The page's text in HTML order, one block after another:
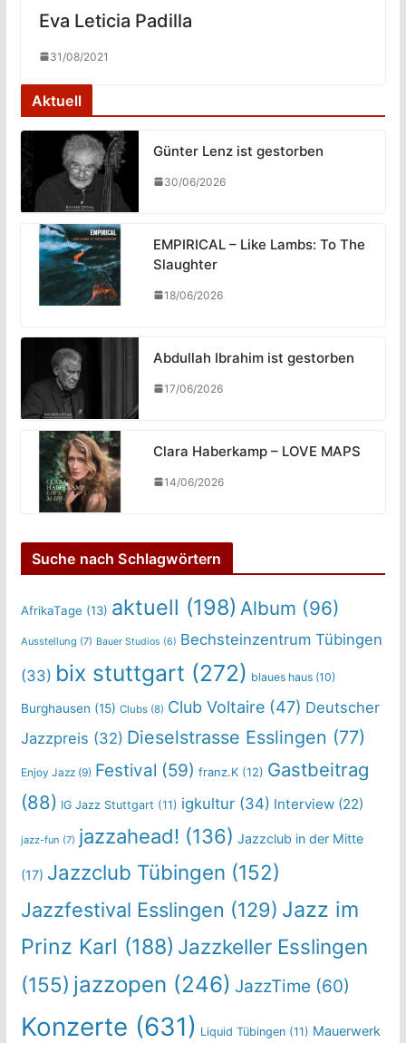
Eva Leticia Padilla
31/08/2021
Aktuell
Günter Lenz ist gestorben
30/06/2026
EMPIRICAL – Like Lambs: To The
Slaughter
18/06/2026
Abdullah Ibrahim ist gestorben
17/06/2026
Clara Haberkamp – LOVE MAPS
14/06/2026
Suche nach Schlagwörtern
AfrikaTage (13) aktuell (198) Album (96)
Ausstellung (7) Bauer Studios (6) Bechsteinzentrum Tübingen
(33) bix stuttgart (272) blaues haus(10)
Burghausen (15) Clubs(8) Club Voltaire(47) Deutscher
Jazzpreis (32) Dieselstrasse Esslingen (77)
Enjoy Jazz(9) Festival (59) franz.K(12) Gastbeitrag
(88) IG Jazz Stuttgart (11) igkultur(34) Interview(22)
jazz-fun (7) jazzahead! (136) Jazzclub in der Mitte
(17) Jazzclub Tübingen (152)
Jazzfestival Esslingen (129) Jazz im
Prinz Karl (188) Jazzkeller Esslingen
(155) jazzopen (246) JazzTime (60)
Konzerte (631) Liquid Tübingen(11) Mauerwerk